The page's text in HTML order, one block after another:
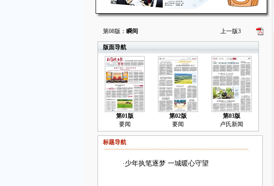
第08版： 瞬间 上一版3
版面导航
第01版
要闻
第02版
要闻
第03版
卢氏新闻
标题导航
· 少年执笔逐梦 一城暖心守望